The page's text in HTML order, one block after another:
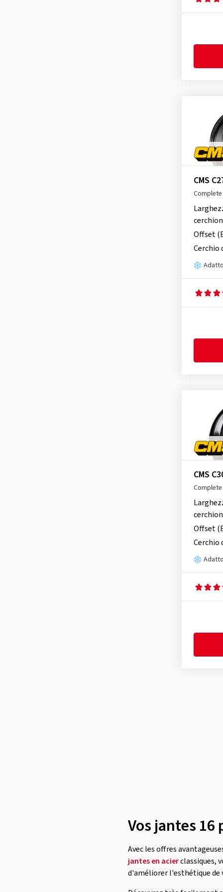
CMS
Offset
Cerchio
CMS
Offset
Cerchio
Vos jantes
Avec les offres
jantes en acierclassiques,
d'améliorer l'esthétique de